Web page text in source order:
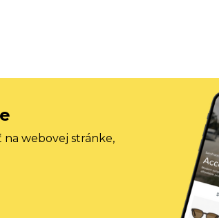
webovej stránke,